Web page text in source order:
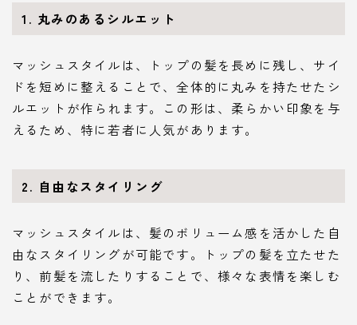
1. 丸みのあるシルエット
マッシュスタイルは、トップの髪を長めに残し、サイ
ドを短めに整えることで、全体的に丸みを持たせたシ
ルエットが作られます。この形は、柔らかい印象を与
えるため、特に若者に人気があります。
2. 自由なスタイリング
マッシュスタイルは、髪のボリューム感を活かした自
由なスタイリングが可能です。トップの髪を立たせた
り、前髪を流したりすることで、様々な表情を楽しむ
ことができます。